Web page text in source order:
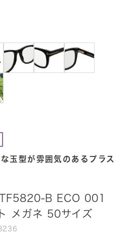
玉型が雰囲気のあるプラス
B ECO 001
メガネ 50サイズ